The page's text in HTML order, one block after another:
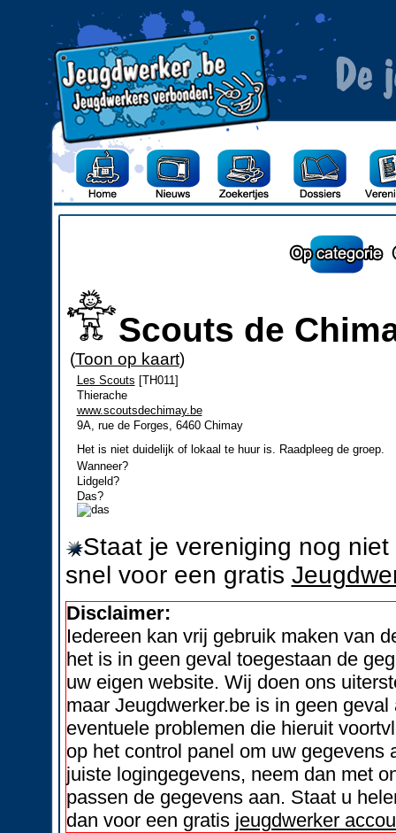
Scouts de
(Toon op kaart)
Les Scouts [TH011]
Thierache
www.scoutsdechimay.be
9A, rue de Forges, 6460 Chimay
Het is niet duidelijk of lokaal te huur is. Raadpleeg de groep.
Wanneer?
Lidgeld?
Das?
Staat je vereniging nog
snel voor een gratis
Disclaimer:
Iedereen kan vrij gebruik maken van
het is in geen geval toegestaan de
uw eigen website. Wij doen ons
maar Jeugdwerker.be is in geen
eventuele problemen die hieruit
op het control panel om uw
juiste logingegevens, neem dan met
passen de gegevens aan. Staat u
dan voor een gratis jeugdwerker